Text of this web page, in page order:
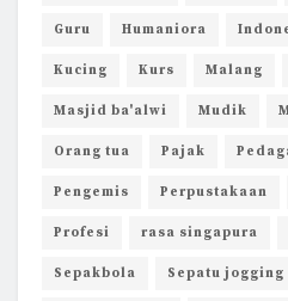
Guru Humaniora
Kucing Kurs Malang
Masjid ba'alwi Mudik
Orang tua Pajak
Pengemis Perpustakaan
Profesi rasa singapura
Sepakbola Sepatu jogging